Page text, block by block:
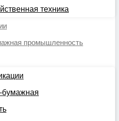
техника
промышленность
бумажная